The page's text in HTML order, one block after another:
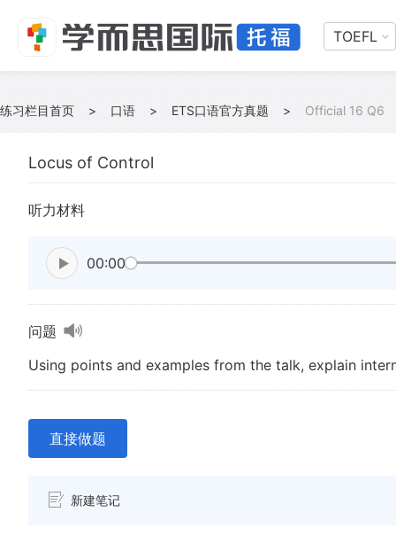
TOEFL
练习栏目首页 > 口语 > ETS口语官方真题 > Official 16 Q6
Locus of Control
听力材料
00:00
问题
Using points and examples from the talk, explain
直接做题
新建笔记